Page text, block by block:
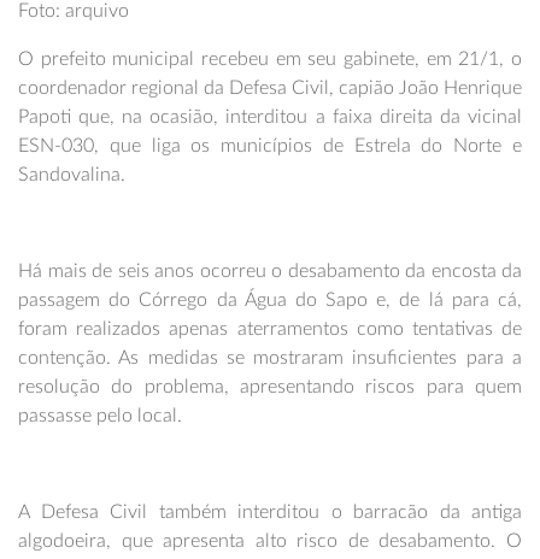
Foto: arquivo
O prefeito municipal recebeu em seu gabinete, em 21/1, o
coordenador regional da Defesa Civil, capião João Henrique
Papoti que, na ocasião, interditou a faixa direita da vicinal
ESN-030, que liga os municípios de Estrela do Norte e
Sandovalina.
Há mais de seis anos ocorreu o desabamento da encosta da
passagem do Córrego da Água do Sapo e, de lá para cá,
foram realizados apenas aterramentos como tentativas de
contenção. As medidas se mostraram insuficientes para a
resolução do problema, apresentando riscos para quem
passasse pelo local.
A Defesa Civil também interditou o barracão da antiga
algodoeira, que apresenta alto risco de desabamento. O